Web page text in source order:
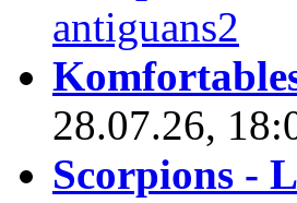
antiguans2
28.07.26,
Scorpions -